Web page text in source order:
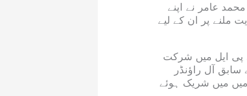
عامر نے اپنے
ملنے پر ان کے لیے
پی ایل میں شرکت
آل راؤنڈر
میں شریک ہوئے